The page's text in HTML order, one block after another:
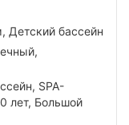
Детский бассейн
SPA-
лет, Большой